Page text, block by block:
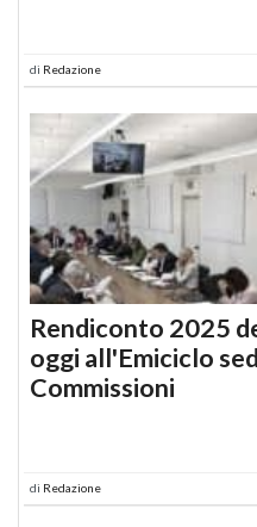
di Redazione
Rendiconto 2025
oggi all'Emiciclo
Commissioni
di Redazione